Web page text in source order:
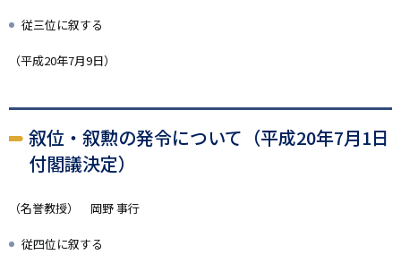
従三位に叙する
（平成20年7月9日）
叙位・叙勲の発令について（平成20年7月1日
付閣議決定）
（名誉教授） 岡野 事行
従四位に叙する